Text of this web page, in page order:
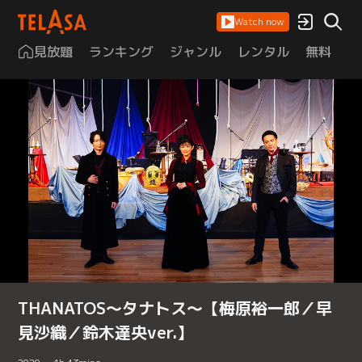
Watch now
見放題 ランキング ジャンル レンタル 無料
THANATOS～タナトス～【梅原裕一郎／早
見沙織／鈴木達央ver.】